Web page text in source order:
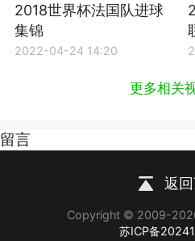
2018世界杯法国队进球
集锦
2022-04-24 14:20
更多相关
留言
返
Copyright © 2009-
苏ICP备